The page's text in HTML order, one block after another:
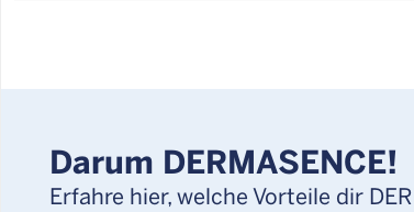
Darum DERMASENCE!
Erfahre hier, welche Vorteile dir